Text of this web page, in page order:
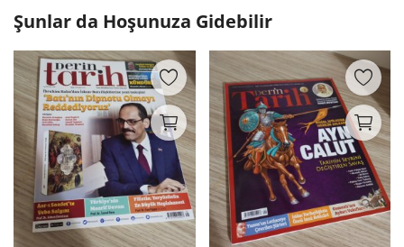
Şunlar da Hoşunuza Gidebilir